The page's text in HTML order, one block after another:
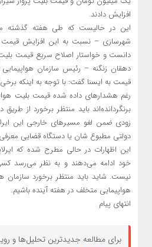
افزایش دادند.
این در حالیست که طی هفته گذشته
شهرسازی – نسبت به این افزایش قیمت
دانست و خواستار اصلاح سریع قیمت
دهقان زنگنه – رئیس سازمان
قیمت به ایسنا گفت: با توجه به اینکه
رغم هشدارهای داده شده قیمت بلیت
برنگردانده‌اند باید منتظر برخورد از
زودی ضمن لغو مسیرهای خارجی این
دولتی مطبوع شان یا دستگاه قضایی
این اظهارات در حالی مطرح شده که
خود ادامه می‌دهند و به نظر می‌رسد
نیست. شاید باید منتظر برخورد سازمان
هواپیمایی متخلف در هفته آینده باشیم.
انتهای پیام
برای مطالعه جدیدترین تحلیل‌ها و